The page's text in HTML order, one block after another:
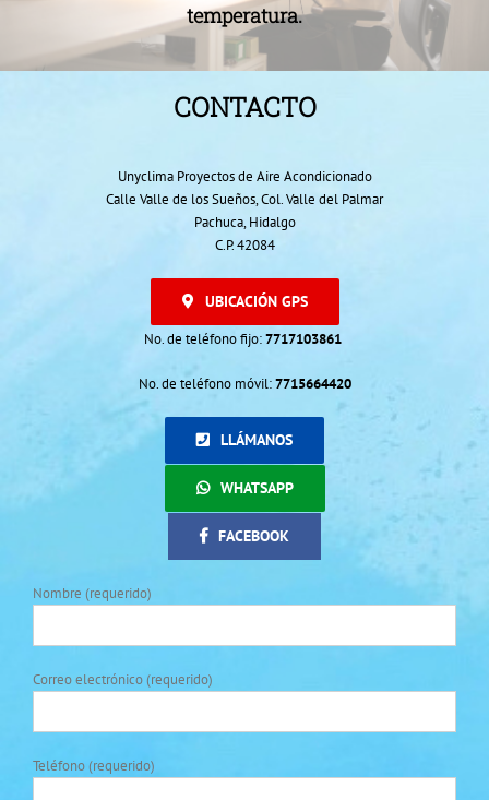
temperatura.
CONTACTO
Unyclima Proyectos de Aire Acondicionado
Calle Valle de los Sueños, Col. Valle del Palmar
Pachuca, Hidalgo
C.P. 42084
UBICACIÓN GPS
No. de teléfono fijo:7717103861
No. de teléfono móvil:7715664420
LLÁMANOS
WHATSAPP
FACEBOOK
Nombre (requerido)
Correo electrónico (requerido)
Teléfono (requerido)